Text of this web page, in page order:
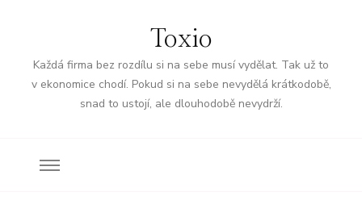
Toxio
Každá firma bez rozdílu si na sebe musí vydělat. Tak už to
v ekonomice chodí. Pokud si na sebe nevydělá krátkodobě,
snad to ustojí, ale dlouhodobě nevydrží.